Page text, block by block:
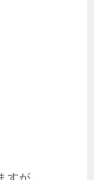
すが、